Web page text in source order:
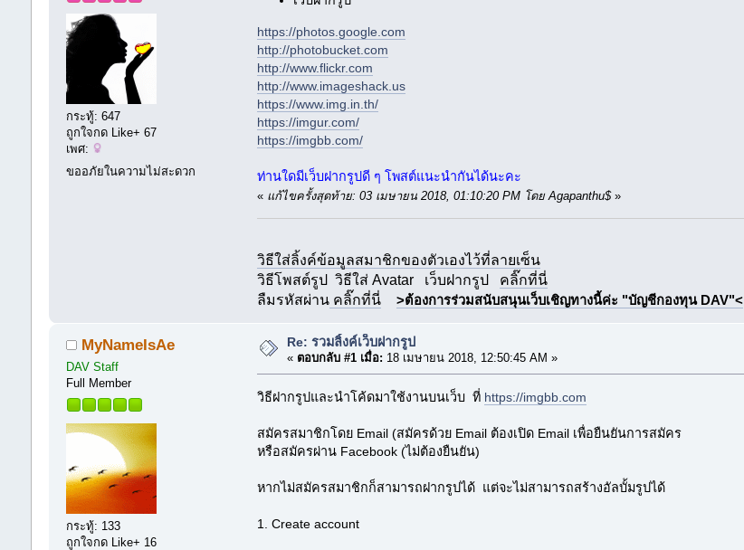
กระทู้: 647
ถูกใจกด Like+ 67
เพศ:
ขออภัยในความไม่สะดวก
https://photos.google.com
http://photobucket.com
http://www.flickr.com
http://www.imageshack.us
https://www.img.in.th/
https://imgur.com/
https://imgbb.com/
ท่านใดมีเว็บฝากรูปดี ๆ โพสต์แนะนำกันได้นะคะ
« แก้ไขครั้งสุดท้าย: 03 เมษายน 2018, 01:10:20 PM โดย Agapanthu$»
วิธีใส่ลิ้งค์ข้อมูลสมาชิกของตัวเองไว้ที่ลายเซ็น
วิธีโพสต์รูป วิธีใส่ Avatar เว็บฝากรูป
คลิ๊กที่นี่
ลืมรหัสผ่าน คลิ๊กที่นี่ >ต้องการร่วมสนับสนุนเว็บเชิญทางนี้ค่ะ "บัญชีกองทุน DAV"<
MyNameIsAe
DAV Staff
Full Member
กระทู้: 133
ถูกใจกด Like+ 16
Re: รวมลิ้งค์เว็บฝากรูป
« ตอบกลับ #1 เมื่อ: 18 เมษายน 2018, 12:50:45 AM »
วิธีฝากรูปและนำโค้ดมาใช้งานบนเว็บ ที่ https://imgbb.com
สมัครสมาชิกโดย Email (สมัครด้วย Email ต้องเปิด Email เพื่อยืนยันการสมัคร
หรือสมัครผ่าน Facebook (ไม่ต้องยืนยัน)
หากไม่สมัครสมาชิกก็สามารถฝากรูปได้ แต่จะไม่สามารถสร้างอัลบั้มรูปได้
1. Create account